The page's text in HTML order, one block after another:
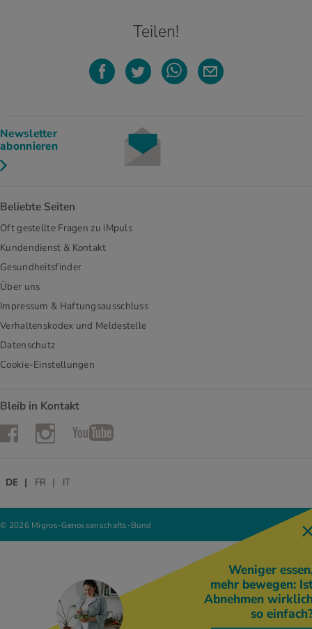
Teilen!
Newsletter
abonnieren
Beliebte Seiten
Oft gestellte Fragen zu iMpuls
Kundendienst & Kontakt
Gesundheitsfinder
Über uns
Impressum & Haftungsausschluss
Verhaltenskodex und Meldestelle
Datenschutz
Cookie-Einstellungen
Bleib in Kontakt
FacebookInstagramYouTube
© 2026 Migros-Genossenschafts-Bund
DE FR IT
Weniger
mehr bewegen:
Abnehmen
so